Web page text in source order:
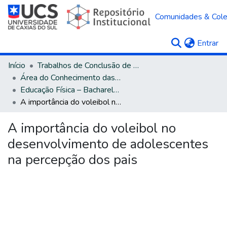
Comunidades &
Entrar
Início
Trabalhos de Conclusão de Curso
Área do Conhecimento das Ciências da Saúde
Educação Física – Bacharelado
A importância do voleibol no desenvolvimento de adolescentes na percepção dos pais
A importância do voleibol no
desenvolvimento de adolescentes
na percepção dos pais